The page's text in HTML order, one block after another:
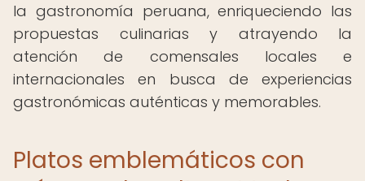
la gastronomía peruana, enriqueciendo las
propuestas culinarias y atrayendo la
atención de comensales locales e
internacionales en busca de experiencias
gastronómicas auténticas y memorables.
Platos emblemáticos con